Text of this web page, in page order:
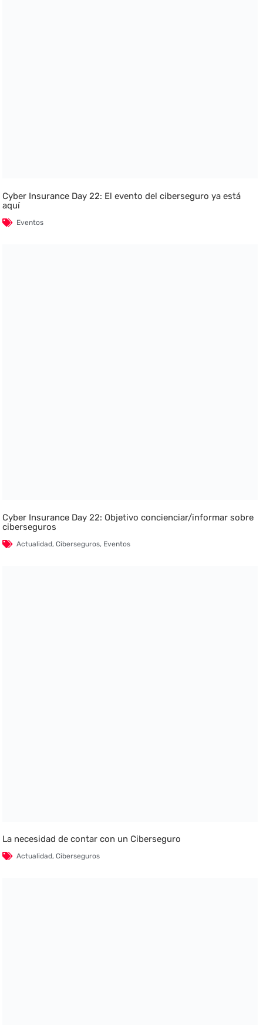
Cyber Insurance Day 22: El evento del ciberseguro ya está
aquí
Eventos
Cyber Insurance Day 22: Objetivo concienciar/informar sobre
ciberseguros
Actualidad,Ciberseguros, Eventos
La necesidad de contar con un Ciberseguro
Actualidad,Ciberseguros